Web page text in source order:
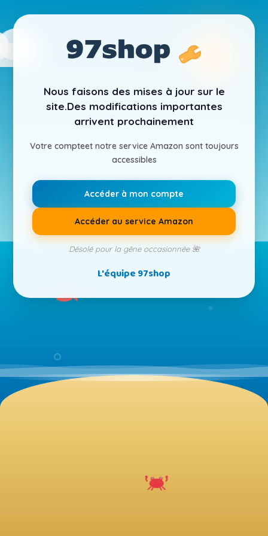
Nous faisons des mises à jour sur le
site.Des modifications importantes
arrivent prochainement
Votre compteet notre service Amazon sont toujours
accessibles
Accéder à mon compte
Accéder au service Amazon
Désolé pour la gêne occasionnée 🌺
L'équipe 97shop